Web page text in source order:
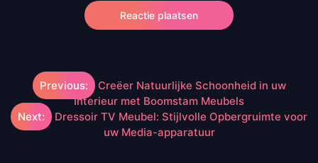
Berichtnavigatie
Previous:
Creëer Natuurlijke Schoonheid in uw
Interieur met Boomstam Meubels
Next:
Dressoir TV Meubel: Stijlvolle Opbergruimte voor
uw Media-apparatuur